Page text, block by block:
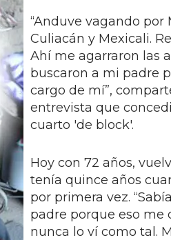
“Anduve vagando por
Culiacán y Mexicali.
Ahí me agarraron las
buscaron a mi padre
cargo de mí”,
entrevista que
cuarto 'de block'.
Hoy con 72 años,
tenía quince años
por primera vez.
padre porque eso me
nunca lo ví como tal.